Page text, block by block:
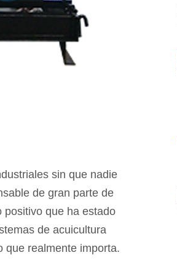
sin que nadie
de gran parte de
positivo que ha estado
de acuicultura
que realmente importa.